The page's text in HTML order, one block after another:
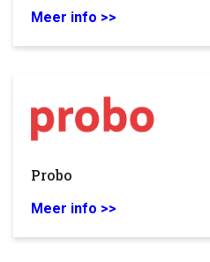
Meer info >>
Probo
Meer info >>